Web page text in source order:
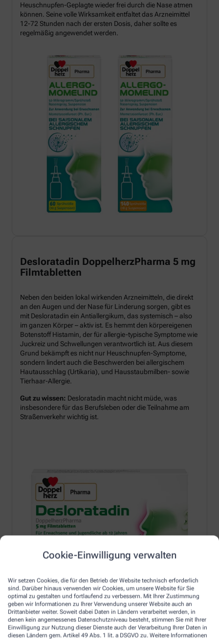
Cookie-Einwilligung verwalten
Wir setzen Cookies, die für den Betrieb der Website technisch erforderlich
sind. Darüber hinaus verwenden wir Cookies, um unsere Website für Sie
optimal zu gestalten und fortlaufend zu verbessern. Mit Ihrer Zustimmung
geben wir Informationen zu Ihrer Verwendung unserer Website auch an
Drittanbieter weiter. Soweit dabei Daten in Ländern verarbeitet werden, in
denen kein angemessenes Datenschutzniveau besteht, stimmen Sie mit Ihrer
Einwilligung zur Nutzung dieser Dienste auch der Verarbeitung Ihrer Daten in
diesen Ländern gem. Artikel 49 Abs. 1 lit. a DSGVO zu. Weitere Informationen
Heuschnupfen-Geplagte wieder frei durch die Nase atmen
können. Seine volle Wirksamkeit entfaltet das Arzneimittel
12-72 Stunden nach der ersten Dosis, daher sollte es
regelmäßig angewendet werden.
Desloratadin DoppelherzPharma 5 mg
Filmtabletten
Neben den beiden lokal wirkenden Arzneimitteln, die direkt
an den Augen und der Nase für Linderung sorgen, gibt es
mit Desloratadin ein Antiallergikum, das systemisch – also
im ganzen Körper – aktiv ist. Es hemmt den körpereigenen
Botenstoff Histamin, der für allergie-typische Symptome wie
Juckreiz und Schwellungen verantwortlich ist. Aus diesem
Grund bekämpft es nicht nur Heuschnupfen-Symptome,
sondern lindert auch die Beschwerden bei allergischem
Hautausschlag (Urtikaria), und Hausstaubmilben- sowie
Tierhaar-Allergie.
Gut zu wissen: Desloratadin macht nicht müde, was
insbesondere für das Berufsleben oder die Teilnahme am
Straßenverkehr wichtig ist.
Erfahren Sie mehr unter: